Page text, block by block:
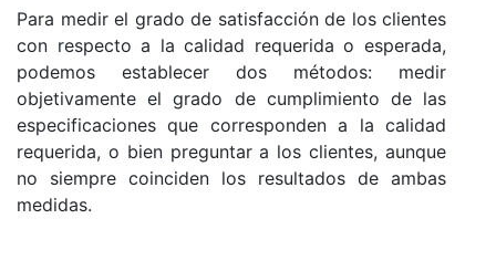
Para medir el grado de satisfacción de los clientes
con respecto a la calidad requerida o esperada,
podemos establecer dos métodos: medir
objetivamente el grado de cumplimiento de las
especificaciones que corresponden a la calidad
requerida, o bien preguntar a los clientes, aunque
no siempre coinciden los resultados de ambas
medidas.